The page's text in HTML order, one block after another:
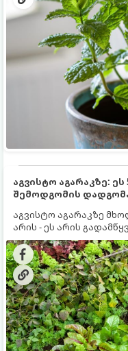
აგვისტო აგარაკზე:
შემოდგომის
აგვისტო აგარაკზე
არის - ეს არის
ეყრება მომავალი
შემოდგომა-ზამთრის
ნიადაგმა ენერგია
ზამთარს გაუძლონ,
მნიშვნელოვანი